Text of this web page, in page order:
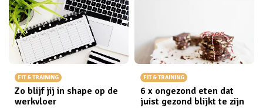
FIT & TRAINING
Zo blijf jij in shape op de
werkvloer
FIT & TRAINING
6 x ongezond eten dat
juist gezond blijkt te zijn